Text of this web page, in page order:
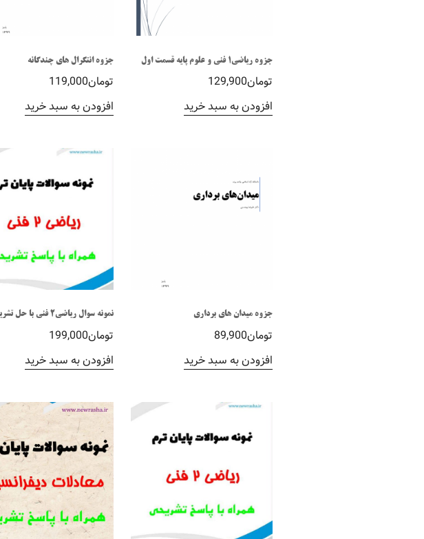
جزوه ریاضی1 فنی و علوم پایه قسمت اول
تومان129,900
افزودن به سبد خرید
جزوه انتگرال های چندگانه
تومان119,000
افزودن به سبد خرید
جزوه میدان های برداری
تومان89,900
افزودن به سبد خرید
نمونه سوال ریاضی2 فنی با حل تشریحی
تومان199,000
افزودن به سبد خرید